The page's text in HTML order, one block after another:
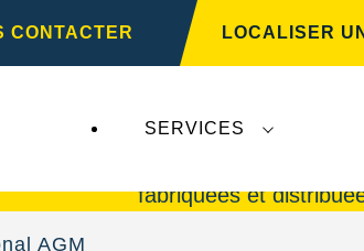
CONTACTER LOCALISER
SERVICES
fabriquées et
AGM